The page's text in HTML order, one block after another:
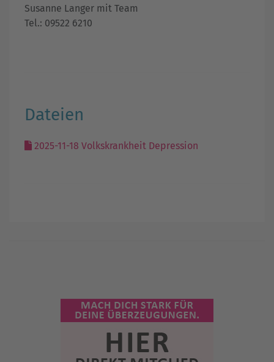
Susanne Langer mit Team
Tel.: 09522 6210
Dateien
2025-11-18 Volkskrankheit Depression